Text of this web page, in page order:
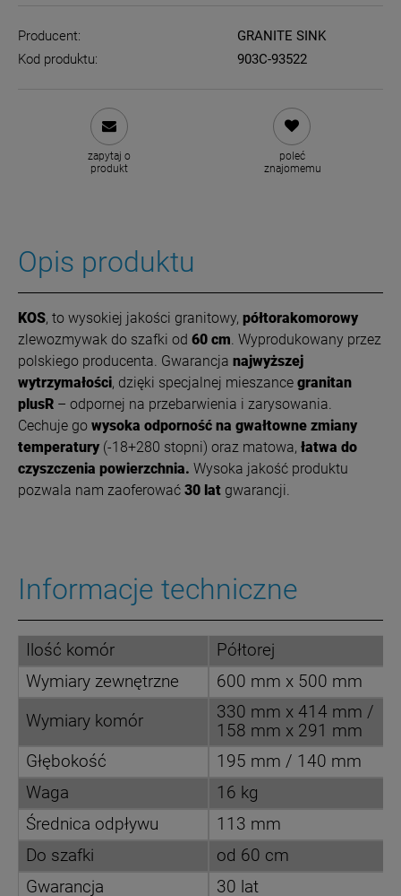
Producent:
GRANITE SINK
Kod produktu:
903C-93522
zapytaj o
produkt
poleć
znajomemu
Opis produktu
KOS, to wysokiej jakości granitowy, półtorakomorowy
zlewozmywak do szafki od 60 cm . Wyprodukowany przez
polskiego producenta. Gwarancja najwyższej
wytrzymałości, dzięki specjalnej mieszance granitan
plusR – odpornej na przebarwienia i zarysowania.
Cechuje go wysoka odporność na gwałtowne zmiany
temperatury (-18+280 stopni) oraz matowa, łatwa do
czyszczenia powierzchnia. Wysoka jakość produktu
pozwala nam zaoferować 30 lat gwarancji.
Informacje techniczne
Ilość komór
Półtorej
Wymiary zewnętrzne
600 mm x 500 mm
Wymiary komór
330 mm x 414 mm /
158 mm x 291 mm
Głębokość
195 mm / 140 mm
Waga
16 kg
Średnica odpływu
113 mm
Do szafki
od 60 cm
Gwarancja
30 lat